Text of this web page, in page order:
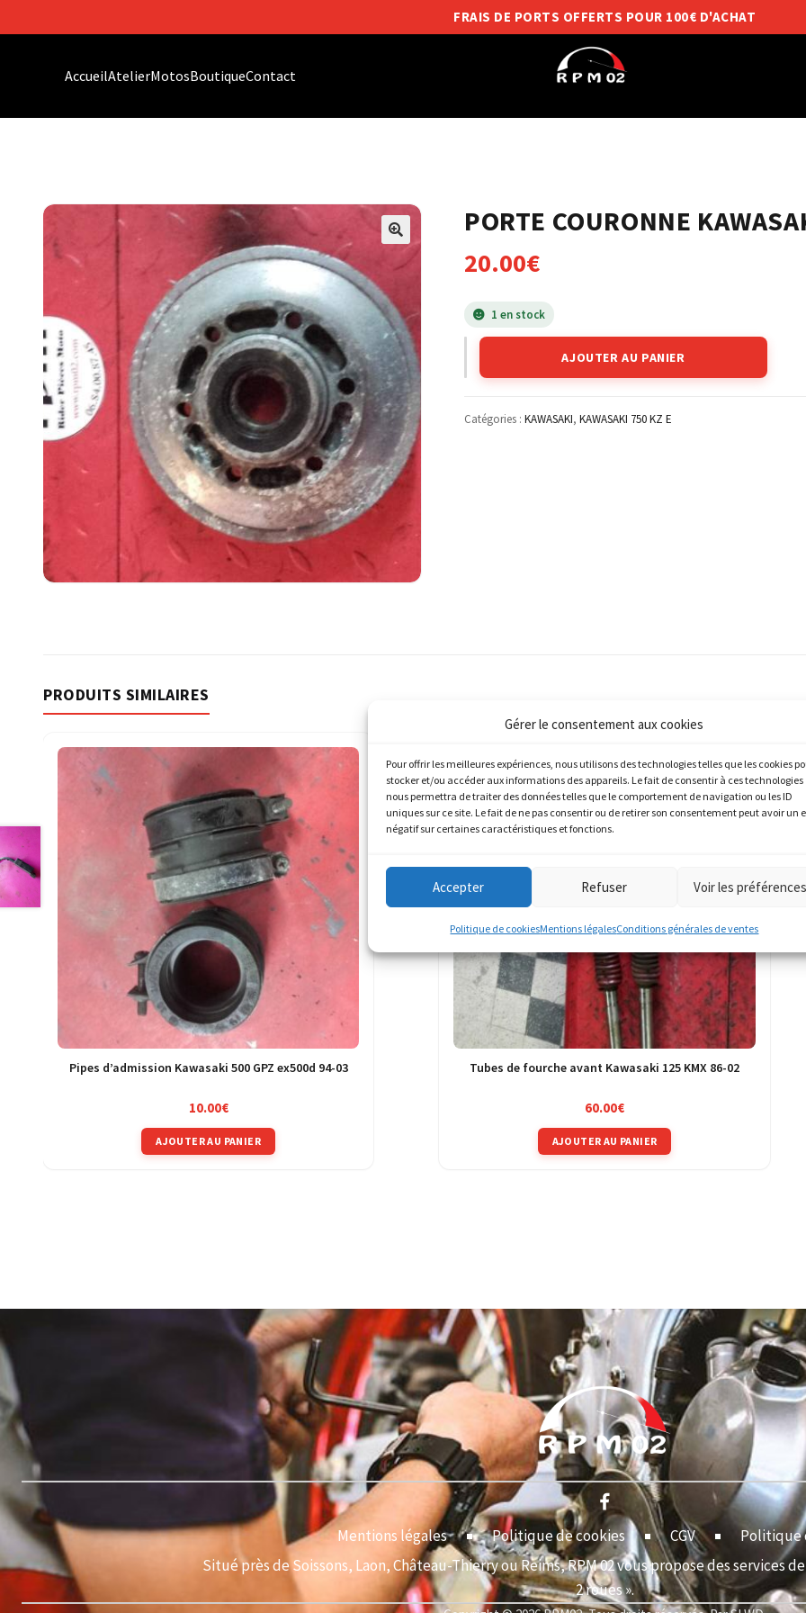
Gérer le consentement aux cookies
Pour offrir les meilleures expériences, nous utilisons des technologies telles que les cookies
stocker et/ou accéder aux informations des appareils. Le fait de consentir à ces technologies
nous permettra de traiter des données telles que le comportement de navigation ou les ID
uniques sur ce site. Le fait de ne pas consentir ou de retirer son consentement peut avoir un
négatif sur certaines caractéristiques et fonctions.
Accepter Refuser Voir les préférences
Politique de cookiesMentions légalesConditions générales de ventes
FRAIS DE PORTS OFFERTS POUR 100€ D'ACHAT
AccueilAtelierMotosBoutiqueContact
PORTE COURONNE
20.00€
1 en stock
AJOUTER AU PANIER
Catégories : KAWASAKI, KAWASAKI 750 KZ E
PRODUITS SIMILAIRES
Pipes d’admission Kawasaki 500 GPZ ex500d 94-03
10.00€
AJOUTER AU PANIER
Tubes de fourche avant Kawasaki 125 KMX 86-02
60.00€
AJOUTER AU PANIER
Mentions légales Politique de cookies CGV
Politique
Situé près de Soissons, Laon, Château-Thierry ou Reims, RPM 02 vous propose des services
2 roues ».